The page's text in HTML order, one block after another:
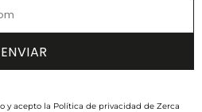
y acepto la Política de privacidad de Zerca